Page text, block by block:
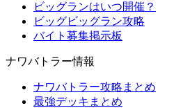
ビッグランはいつ開催？
ビッグビッグラン攻略
バイト募集掲示板
ナワバトラー情報
ナワバトラー攻略まとめ
最強デッキまとめ